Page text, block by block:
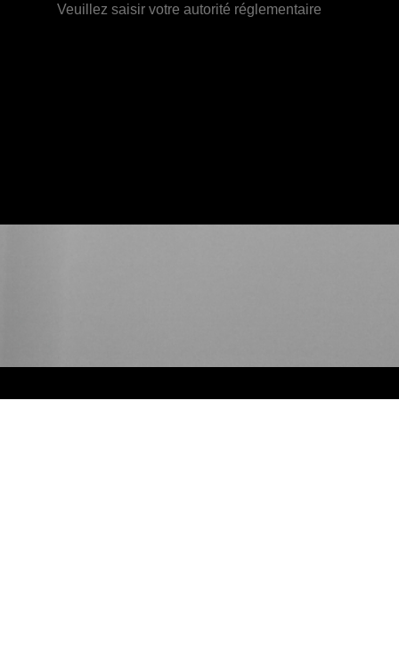
Veuillez saisir votre autorité réglementaire